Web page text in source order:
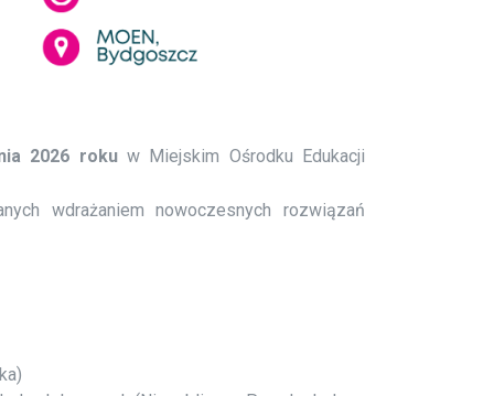
2026 rokuw Miejskim Ośrodku Edukacji
wdrażaniem nowoczesnych rozwiązań